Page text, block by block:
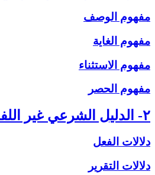
مفهوم الوصف
مفهوم الغاية
مفهوم الاستثناء
مفهوم الحصر
۲- الدليل الشرعي غير اللفظي
دلالات الفعل
دلالات التقرير